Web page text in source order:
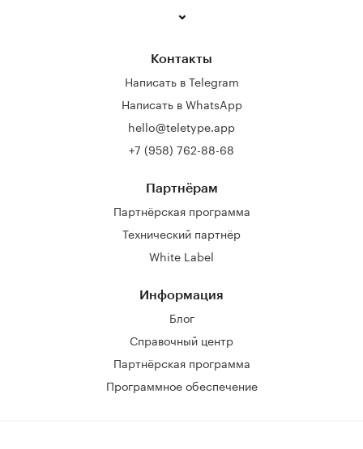
Контакты
Написать в Telegram
Написать в WhatsApp
hello@teletype.app
+7 (958) 762-88-68
Партнёрам
Партнёрская программа
Технический партнёр
White Label
Информация
Блог
Справочный центр
Партнёрская программа
Программное обеспечение